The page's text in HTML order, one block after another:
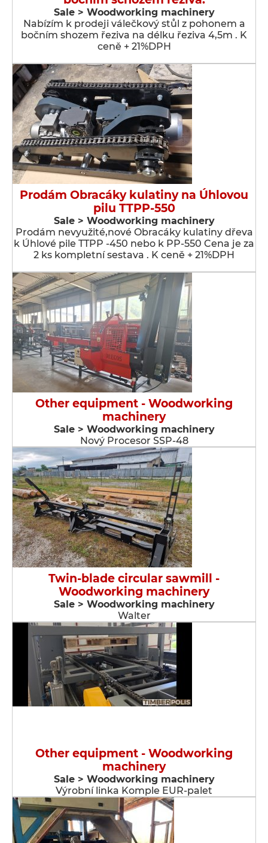
Sale > Woodworking machinery
Nabízím k prodeji válečkový stůl z pohonem a
bočním shozem řeziva na délku řeziva 4,5m . K
ceně + 21%DPH
Prodám Obracáky kulatiny na Úhlovou
pilu TTPP-550
Sale > Woodworking machinery
Prodám nevyužité,nové Obracáky kulatiny dřeva
k Úhlové pile TTPP -450 nebo k PP-550 Cena je za
2 ks kompletní sestava . K ceně + 21%DPH
Other equipment - Woodworking
machinery
Sale > Woodworking machinery
Nový Procesor SSP-48
Twin-blade circular sawmill -
Woodworking machinery
Sale > Woodworking machinery
Walter
Other equipment - Woodworking
machinery
Sale > Woodworking machinery
Výrobní linka Komple EUR-palet